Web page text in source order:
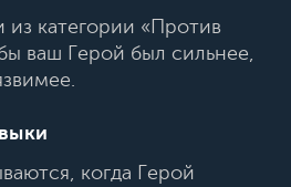
из категории «Против
ваш Герой был сильнее,
когда Герой